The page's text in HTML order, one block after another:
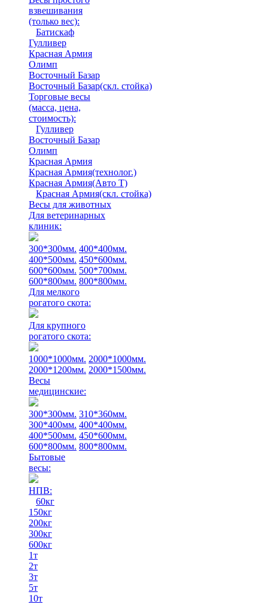
взвешивания
(только вес):
Батискаф
Гулливер
Красная Армия
Олимп
Восточный Базар
Восточный Базар(скл. стойка)
Торговые весы
(масса, цена,
стоимость):
Гулливер
Восточный Базар
Олимп
Красная Армия
Красная Армия(технолог.)
Красная Армия(Авто Т)
Красная Армия(скл. стойка)
Весы для животных
Для ветеринарных
клиник:
300*300мм. 400*400мм.
400*500мм. 450*600мм.
600*600мм. 500*700мм.
600*800мм. 800*800мм.
Для мелкого
рогатого скота:
Для крупного
рогатого скота:
1000*1000мм. 2000*1000мм.
2000*1200мм. 2000*1500мм.
Весы
медицинские:
300*300мм. 310*360мм.
300*400мм. 400*400мм.
400*500мм. 450*600мм.
600*800мм. 800*800мм.
Бытовые
весы:
НПВ:
60кг
150кг
200кг
300кг
600кг
1т
2т
3т
5т
10т